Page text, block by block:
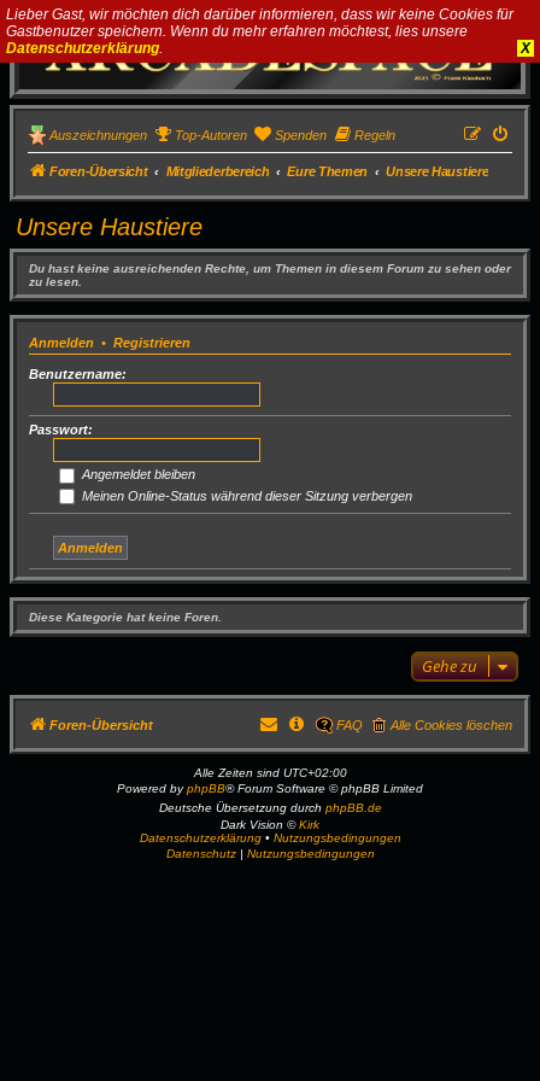
Lieber Gast, wir möchten dich darüber informieren, dass wir keine Cookies für
Gastbenutzer speichern. Wenn du mehr erfahren möchtest, lies unsere
Datenschutzerklärung. X
Auszeichnungen Top-Autoren Spenden Regeln
Foren-Übersicht Mitgliederbereich Eure Themen Unsere Haustiere
Unsere Haustiere
Du hast keine ausreichenden Rechte, um Themen in diesem Forum zu sehen oder
zu lesen.
Anmelden • Registrieren
Benutzername:
Passwort:
Angemeldet bleiben
Meinen Online-Status während dieser Sitzung verbergen
Diese Kategorie hat keine Foren.
Gehe zu
Foren-Übersicht Alle Cookies löschen
FAQ
Alle Zeiten sind UTC+02:00
Powered byphpBB® Forum Software © phpBB Limited
Deutsche Übersetzung durch phpBB.de
Dark Vision ©Kirk
Datenschutzerklärung• Nutzungsbedingungen
Datenschutz| Nutzungsbedingungen